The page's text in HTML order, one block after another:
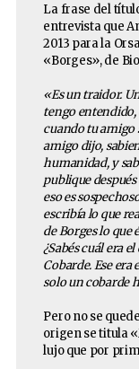
Encuentro
El eterno retorno
Luis von Ahn: el
La mujer
Curtis Garland y
María Kodama:
La frase del
entrevista que
2013 para la
«Borges», de
«Es un traidor.
tengo entendido,
cuando tu amigo
amigo dijo,
humanidad, y
publique después
eso es
escribía lo que
de Borges lo que
¿Sabés cuál era
Cobarde. Ese era
solo un cobarde
Pero no se
origen se titula
lujo que por